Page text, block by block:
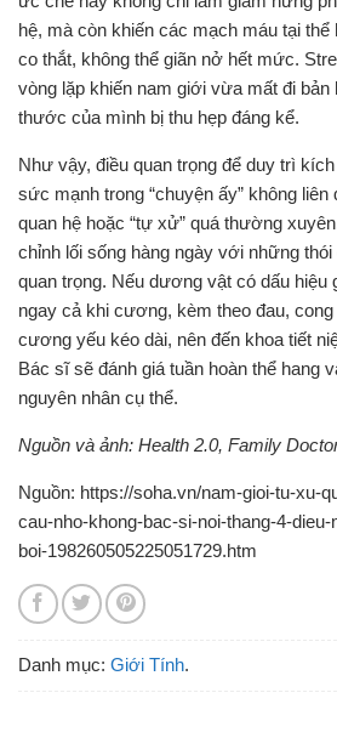
hệ, mà còn khiến các mạch máu tại thể
co thắt, không thể giãn nở hết mức.
vòng lặp khiến nam giới vừa mất đi
thước của mình bị thu hẹp đáng kể.
Như vậy, điều quan trọng để duy trì
sức mạnh trong “chuyện ấy” không
quan hệ hoặc “tự xử” quá thường
chỉnh lối sống hàng ngày với những
quan trọng. Nếu dương vật có dấu
ngay cả khi cương, kèm theo đau,
cương yếu kéo dài, nên đến khoa tiết
Bác sĩ sẽ đánh giá tuần hoàn thể hang
nguyên nhân cụ thể.
Nguồn và ảnh: Health 2.0, Family
Nguồn: https://soha.vn/nam-gioi-tu-xu-
cau-nho-khong-bac-si-noi-thang-4-
boi-198260505225051729.htm
Danh mục: Giới Tính.